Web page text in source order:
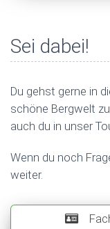
Sei dabei!
Du gehst gerne in
schöne Bergwelt
auch du in unser
Wenn du noch
weiter.